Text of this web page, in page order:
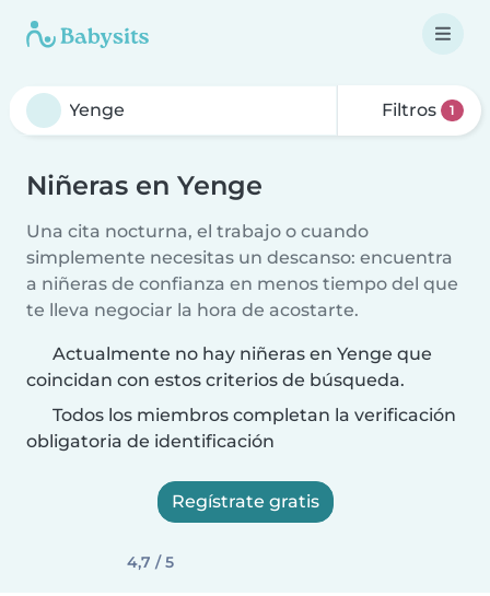
Filtros 1
Niñeras en Yenge
Una cita nocturna, el trabajo o cuando
simplemente necesitas un descanso: encuentra
a niñeras de confianza en menos tiempo del que
te lleva negociar la hora de acostarte.
Actualmente no hay niñeras en Yenge que
coincidan con estos criterios de búsqueda.
Todos los miembros completan la verificación
obligatoria de identificación
Regístrate gratis
4,7 / 5